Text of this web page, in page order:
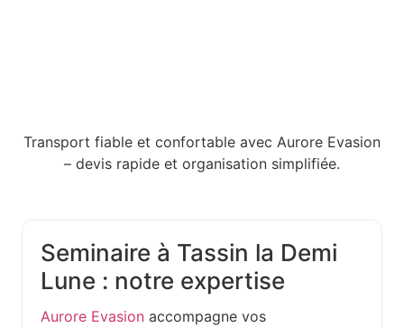
Transport fiable et confortable avec Aurore Evasion
– devis rapide et organisation simplifiée.
Seminaire à Tassin la Demi
Lune : notre expertise
Aurore Evasion accompagne vos